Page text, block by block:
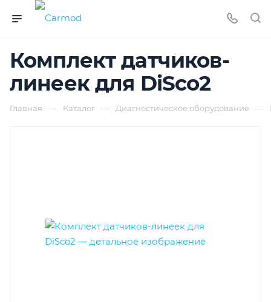
Комплект датчиков-
линеек для DiSco2
Главная — Каталог — Диагностическое оборудование —